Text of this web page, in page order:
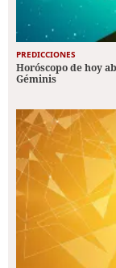
PREDICCIONES
Horóscopo de hoy
Géminis